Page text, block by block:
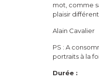
mot, comme
plaisir
Alain Cavalier
PS : A
portraits à la
Durée :